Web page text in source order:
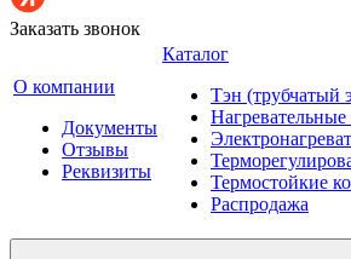
Заказать звонок
О компании
Документы
Отзывы
Реквизиты
Каталог
Тэн (трубчатый
Термостойкие
Распродажа